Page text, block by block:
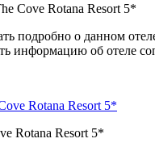
Cove Rotana Resort 5*
подробно о данном
информацию об отеле
Rotana Resort 5*